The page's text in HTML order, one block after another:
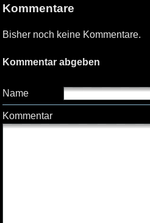
Kommentare
Bisher noch keine Kommentare.
Kommentar abgeben
Name
Kommentar